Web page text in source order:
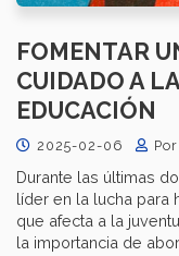
FOMENTAR
CUIDADO A
EDUCACIÓN
2025-02-06
Durante las últimas
líder en la lucha para
que afecta a la
la importancia de